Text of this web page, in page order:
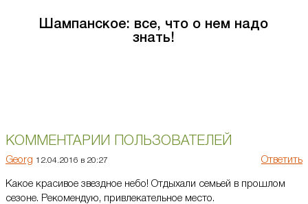
Шампанское: все, что о нем надо
знать!
КОММЕНТАРИИ ПОЛЬЗОВАТЕЛЕЙ
Georg 12.04.2016 в 20:27 Ответить
Какое красивое звездное небо! Отдыхали семьей в прошлом
сезоне. Рекомендую, привлекательное место.